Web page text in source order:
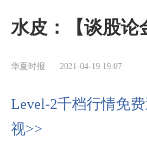
水皮：【谈股论
华夏时报 2021-04-19 19:07
Level-2千档行情免
视>>